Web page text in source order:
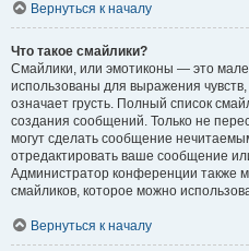
Вернуться к началу
Что такое смайлики?
Смайлики, или эмотиконы — это
использованы для выражения
означает грусть. Полный список
создания сообщений. Только не
могут сделать сообщение
отредактировать ваше сообщение
Администратор конференции также
смайликов, которое можно
Вернуться к началу